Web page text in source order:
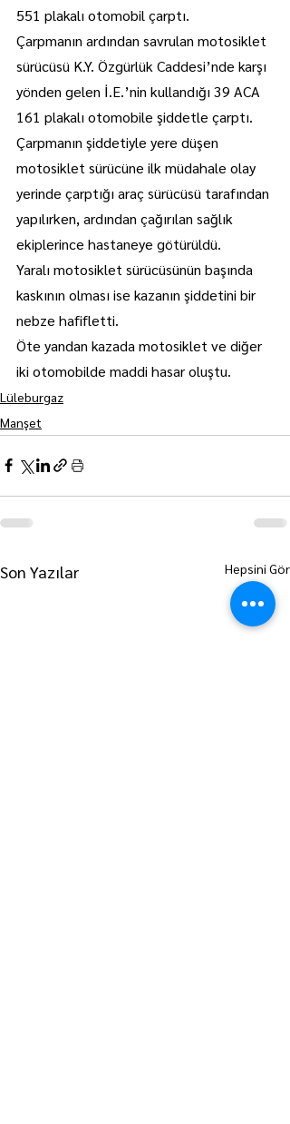
551 plakalı otomobil çarptı.
Çarpmanın ardından savrulan motosiklet
sürücüsü K.Y. Özgürlük Caddesi’nde karşı
yönden gelen İ.E.’nin kullandığı 39 ACA
161 plakalı otomobile şiddetle çarptı.
Çarpmanın şiddetiyle yere düşen
motosiklet sürücüne ilk müdahale olay
yerinde çarptığı araç sürücüsü tarafından
yapılırken, ardından çağırılan sağlık
ekiplerince hastaneye götürüldü.
Yaralı motosiklet sürücüsünün başında
kaskının olması ise kazanın şiddetini bir
nebze hafifletti.
Öte yandan kazada motosiklet ve diğer
iki otomobilde maddi hasar oluştu.
Lüleburgaz
Manşet
Son Yazılar Hepsini Gör